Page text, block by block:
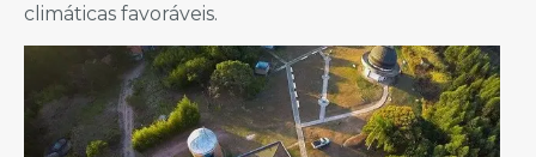
climáticas favoráveis.